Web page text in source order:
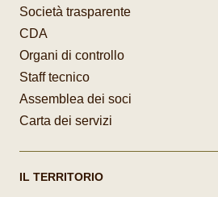
Società trasparente
CDA
Organi di controllo
Staff tecnico
Assemblea dei soci
Carta dei servizi
IL TERRITORIO